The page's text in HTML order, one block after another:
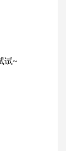
试~